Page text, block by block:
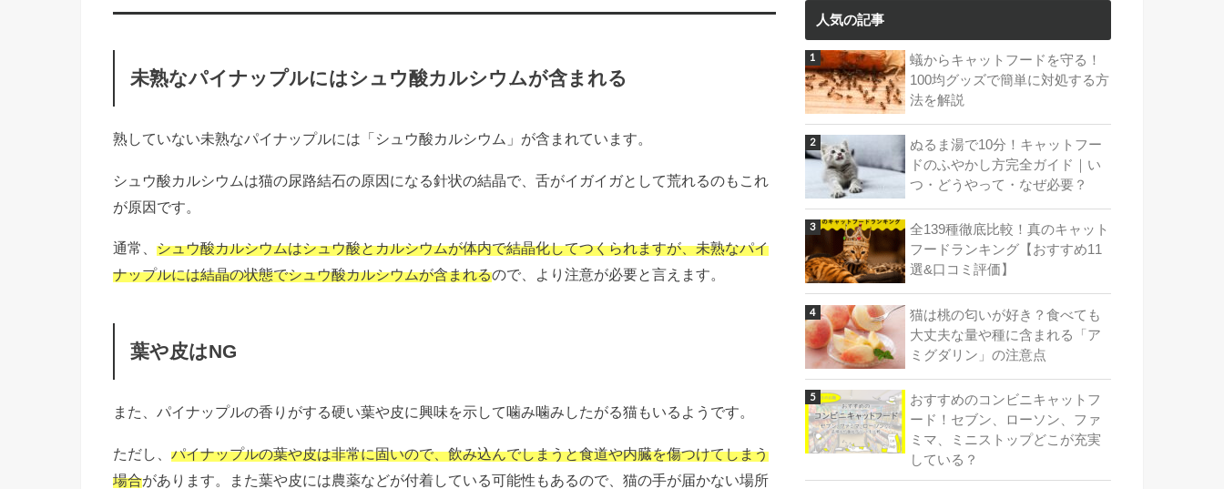
未熟なパイナップルにはシュウ酸カルシウムが含まれる
熟していない未熟なパイナップルには「シュウ酸カルシウム」が含まれています。
シュウ酸カルシウムは猫の尿路結石の原因になる針状の結晶で、舌がイガイガとして荒れるのもこれ
が原因です。
通常、 シュウ酸カルシウムはシュウ酸とカルシウムが体内で結晶化してつくられますが、未熟なパイ
ナップルには結晶の状態でシュウ酸カルシウムが含まれるので、より注意が必要と言えます。
葉や皮はNG
また、パイナップルの香りがする硬い葉や皮に興味を示して噛み噛みしたがる猫もいるようです。
ただし、 パイナップルの葉や皮は非常に固いので、飲み込んでしまうと食道や内臓を傷つけてしまう
場合があります。また葉や皮には農薬などが付着している可能性もあるので、猫の手が届かない場所
人気の記事
蟻からキャットフードを守る！
100均グッズで簡単に対処する方
法を解説
ぬるま湯で10分！キャットフー
ドのふやかし方完全ガイド｜い
つ・どうやって・なぜ必要？
全139種徹底比較！真のキャット
フードランキング【おすすめ11
選&口コミ評価】
猫は桃の匂いが好き？食べても
大丈夫な量や種に含まれる「ア
ミグダリン」の注意点
おすすめのコンビニキャットフ
ード！セブン、ローソン、ファ
ミマ、ミニストップどこが充実
している？